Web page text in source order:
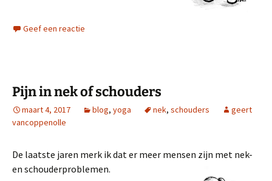
Geef een reactie
Pijn in nek of schouders
maart 4, 2017 blog, yoga nek, schouders
geert
vancoppenolle
De laatste jaren merk ik dat er meer mensen zijn met nek-
en schouderproblemen.